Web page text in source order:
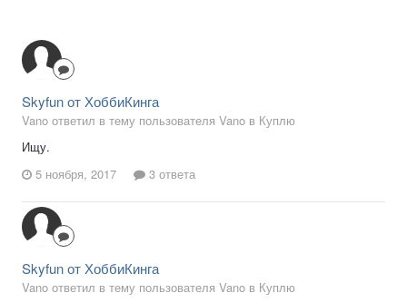
Skyfun от ХоббиКинга
Vano ответил в тему пользователя Vano в Куплю
Ищу.
5 ноября, 2017
3 ответа
Skyfun от ХоббиКинга
Vano ответил в тему пользователя Vano в Куплю